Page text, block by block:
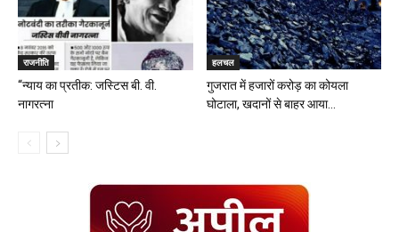
राजनीति
“न्याय का प्रतीक: जस्टिस बी. वी.
नागरत्ना
हलचल
गुजरात में हजारों करोड़ का कोयला
घोटाला, खदानों से बाहर आया...